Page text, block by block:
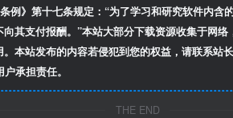
例》第十七条规定：“为了学习和研究软件内
其支付报酬。”本站大部分下载资源收集于网
本站发布的内容若侵犯到您的权益，请联系站
承担责任。
THE END